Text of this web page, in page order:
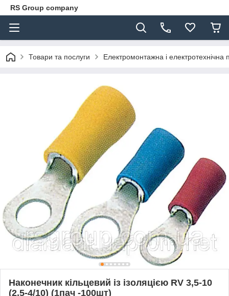
RS Group company
Товари та послуги Електромонтажна і електротехнічна
Наконечник кільцевий із ізоляцією RV 3,5-10
(2,5-4/10) (1пач -100шт)